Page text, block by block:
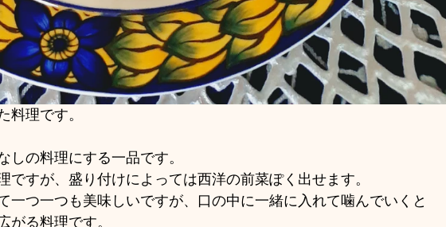
料理です。
しの料理にする一品です。
ですが、盛り付けによっては西洋の前菜ぽく出せます。
一つ一つも美味しいですが、口の中に一緒に入れて噛んでいくと
がる料理です。